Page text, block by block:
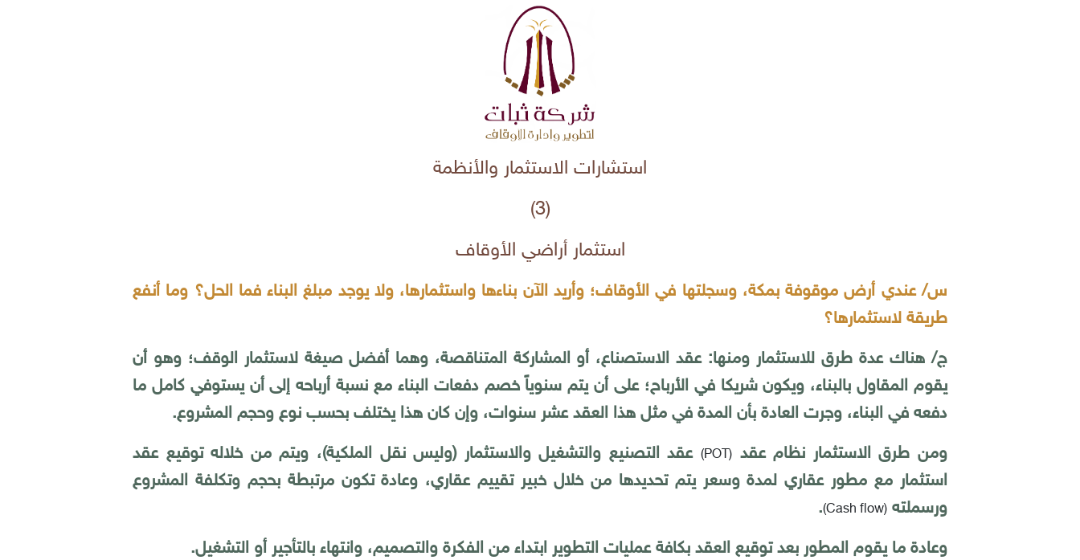
استشارات الاستثمار والأنظمة
(3)
استثمار أراضي الأوقاف
س/ عندي أرض موقوفة بمكة، وسجلتها في الأوقاف؛ وأريد الآن بناءها واستثمارها، ولا يوجد مبلغ البناء فما الحل؟ وما أنفع
طريقة لاستثمارها؟
ج/ هناك عدة طرق للاستثمار ومنها: عقد الاستصناع، أو المشاركة المتناقصة، وهما أفضل صيغة لاستثمار الوقف؛ وهو أن
يقوم المقاول بالبناء، ويكون شريكا في الأرباح؛ على أن يتم سنوياً خصم دفعات البناء مع نسبة أرباحه إلى أن يستوفي كامل ما
دفعه في البناء، وجرت العادة بأن المدة في مثل هذا العقد عشر سنوات، وإن كان هذا يختلف بحسب نوع وحجم المشروع.
ومن طرق الاستثمار نظام عقد (
POT
)عقد التصنيع والتشغيل والاستثمار (وليس نقل الملكية)، ويتم من خلاله توقيع عقد
استثمار مع مطور عقاري لمدة وسعر يتم تحديدها من خلال خبير تقييم عقاري، وعادة تكون مرتبطة بحجم وتكلفة المشروع
ورسملته (
Cash flow
)
.
وعادة ما يقوم المطور بعد توقيع العقد بكافة عمليات التطوير ابتداء من الفكرة والتصميم، وانتهاء بالتأجير أو التشغيل.